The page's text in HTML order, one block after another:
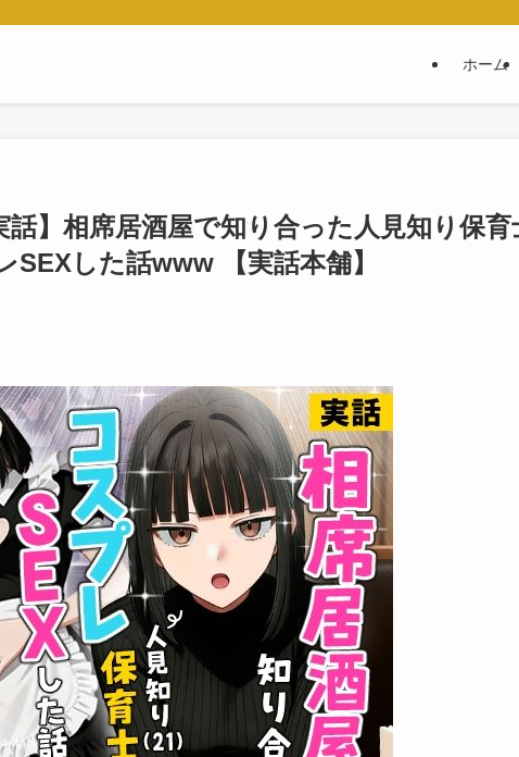
ホーム
話】相席居酒屋で知り合った人見知り保育
SEXした話www 【実話本舗】